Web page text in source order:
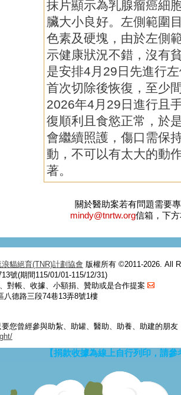
抹片顯示為乳腺瘤癌細
臟大小良好。左側範圍
色素及硬塊，由於左側
示健康狀況不錯，沒有
是安排4月29日先進行
首次切除後恢復，至少
2026年4月29日進行且
復順利且食慾正常，於
會繼續照護，傷口需保
動，不可以有太大的動
著。
關於醫助案若有問題需要
mindy@tnrtw.org信箱，下
貓絕育(TNR)計劃協會 版權所有 ©2011-2026. All
號(期間115/01/01-115/12/31)
對帳、收據、小額捐、贊助或是合作提案
八德路三段74巷13弄8號1樓
您曾經參與助紮、助罐、醫助、助養、助建的朋
【捐款收據為線上自行列印，請參